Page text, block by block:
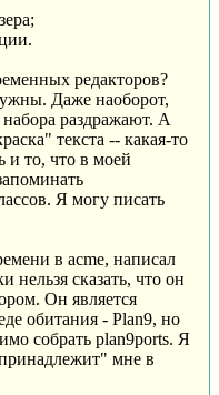
редакторов?
Даже наоборот,
раздражают. А
текста -- какая-то
и то, что в моей
Я могу писать
в acme, написал
нельзя сказать, что он
Он является
обитания - Plan9, но
собрать plan9ports. Я
мне в